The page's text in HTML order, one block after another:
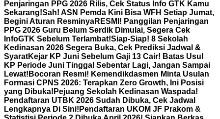
Penjaringan PPG 2026 Rilis, Cek Status Info GTK Kamu
Sekarang!Sah! ASN Pemda Kini Bisa WFH Setiap Jumat,
Begini Aturan ResminyaRESMI! Panggilan Penjaringan
PPG 2026 Guru Belum Serdik Dimulai, Segera Cek
InfoGTK Sebelum Terlambat!Siap-Siap! 8 Sekolah
Kedinasan 2026 Segera Buka, Cek Prediksi Jadwal &
SyaratKejar KP Juni Sebelum Gaji 13 Cair! Batas Usul
KP Periode Juni Tinggal Sebentar Lagi, Jangan Sampai
Lewat! Bocoran Resmi! Kemendikdasmen Minta Usulan
Formasi CPNS 2026: Terapkan Zero Growth, Ini Posisi
yang Dibuka! Pejuang Sekolah Kedinasan Waspada!
Pendaftaran UTBK 2026 Sudah Dibuka, Cek Jadwal
Lengkapnya Di Sini! Pendaftaran UKOM JF Prakom &